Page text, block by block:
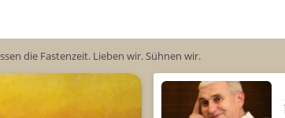
die Fastenzeit. Lieben wir. Sühnen wir.